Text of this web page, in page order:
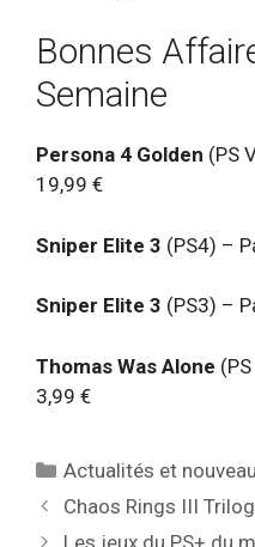
Bonnes
Semaine
Persona 4 Golden (PS
19,99 €
Sniper Elite 3 (PS4) –
Sniper Elite 3 (PS3) –
Thomas Was Alone
3,99 €
Catégories
Actualités et
Chaos Rings III
Les jeux du PS+ du